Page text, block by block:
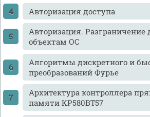
Авторизация доступа
Авторизация. Разграничение
объектам ОС
Алгоритмы дискретного и
преобразований Фурье
Архитектура контроллера
памяти КР580ВТ57